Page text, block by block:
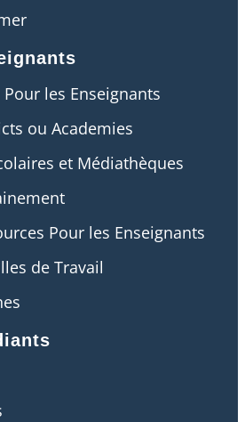
les Enseignants
ou Academies
et Médiathèques
Pour les Enseignants
de Travail